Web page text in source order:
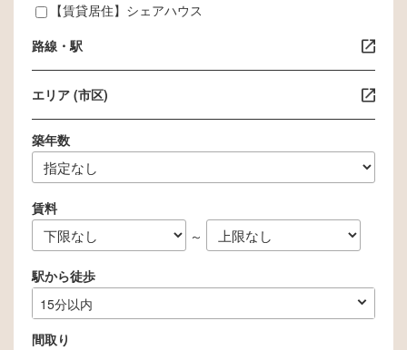
【賃貸居住】シェアハウス
路線・駅
エリア (市区)
築年数
賃料
～
駅から徒歩
指定なし
1分以内
3分以内
5分以内
10分以内
15分以内
間取り